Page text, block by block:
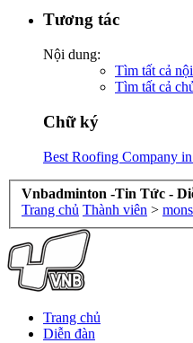
Tương tác
Nội dung:
Tìm tất cả
Tìm tất cả
Chữ ký
Best Roofing Company
Vnbadminton -Tin Tức -
Trang chủ Thành viên >
Trang chủ
Diễn đàn